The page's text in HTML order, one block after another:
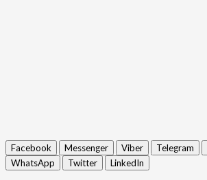
Facebook Messenger Viber Telegram
WhatsApp
Twitter LinkedIn